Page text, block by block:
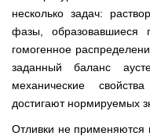
несколько задач:
фазы, образовавшиеся
гомогенное
заданный баланс
механические
достигают нормируемых
Отливки не